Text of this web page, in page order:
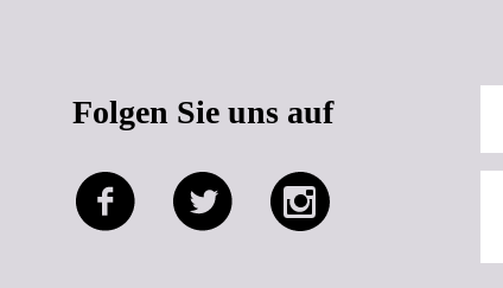
Folgen Sie uns auf